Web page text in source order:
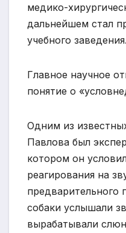
медико-
дальнейшем стал
учебного заведения.
Главное научное
понятие о
Одним из
Павлова был
котором он
реагирования на
собаки услышали
вырабатывали